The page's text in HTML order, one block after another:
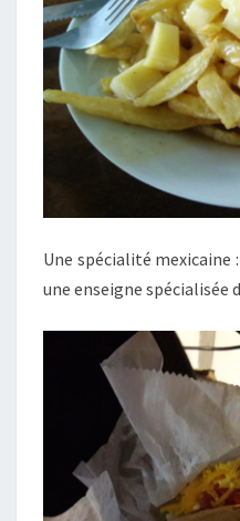
Une spécialité mexicaine
une enseigne spécialisée